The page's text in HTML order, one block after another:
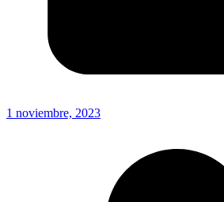
1 noviembre, 2023